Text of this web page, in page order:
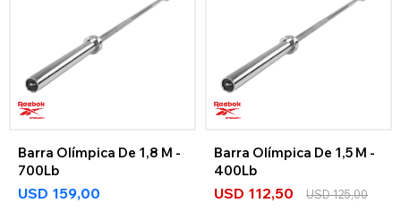
Barra Olímpica De 1,8 M -
700Lb
USD 159,00
Barra Olímpica De 1,5 M -
400Lb
USD 112,50 USD125,00